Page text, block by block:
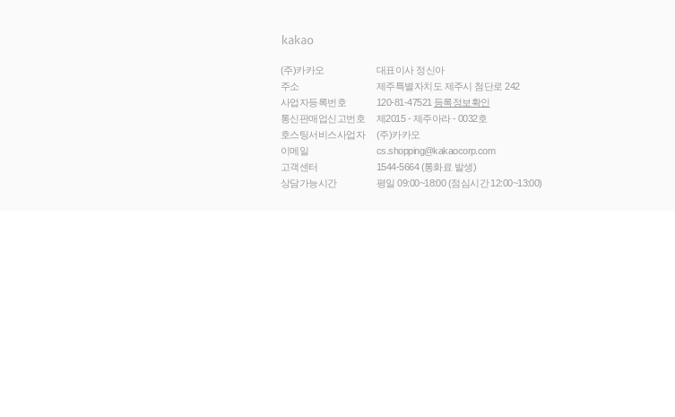
(주)카카오
대표이사 정신아
주소
제주특별자치도 제주시 첨단로 242
사업자등록번호
120-81-47521 등록정보확인
통신판매업신고번호
제2015 - 제주아라 - 0032호
호스팅서비스사업자
(주)카카오
이메일
cs.shopping@kakaocorp.com
고객센터
1544-5664(통화료 발생)
상담가능시간
평일 09:00~18:00 (점심시간 12:00~13:00)